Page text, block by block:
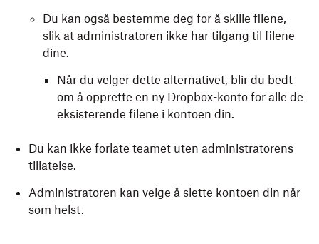
Du kan også bestemme deg for å skille filene,
slik at administratoren ikke har tilgang til filene
dine.
Når du velger dette alternativet, blir du bedt
om å opprette en ny Dropbox-konto for alle de
eksisterende filene i kontoen din.
Du kan ikke forlate teamet uten administratorens
tillatelse.
Administratoren kan velge å slette kontoen din når
som helst.